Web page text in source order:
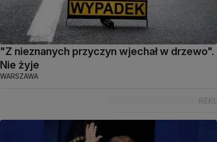
"Z nieznanych przyczyn wjechał w drzewo".
Nie żyje
WARSZAWA